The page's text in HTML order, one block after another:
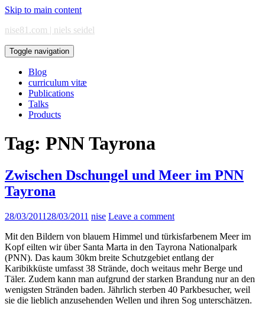
Skip to main content
nise81.com | niels seidel
Toggle navigation
Blog
curriculum vitæ
Publications
Talks
Products
Tag: PNN Tayrona
Zwischen Dschungel und Meer im PNN
Tayrona
28/03/2011 28/03/2011 nise Leave a comment
Mit den Bildern von blauem Himmel und türkisfarbenem Meer im
Kopf eilten wir über Santa Marta in den Tayrona Nationalpark
(PNN). Das kaum 30km breite Schutzgebiet entlang der
Karibikküste umfasst 38 Strände, doch weitaus mehr Berge und
Täler. Zudem kann man aufgrund der starken Brandung nur an den
wenigsten Stränden baden. Jährlich sterben 40 Parkbesucher, weil
sie die lieblich anzusehenden Wellen und ihren Sog unterschätzen.